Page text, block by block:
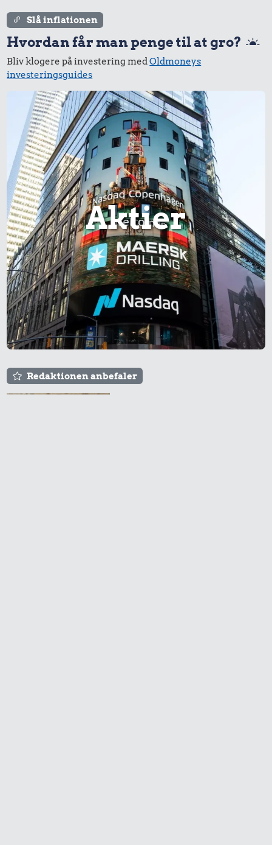
Slå inflationen
Hvordan får man penge til at gro?
Bliv klogere på investering medOldmoneys
investeringsguides
Aktier
Redaktionen anbefaler